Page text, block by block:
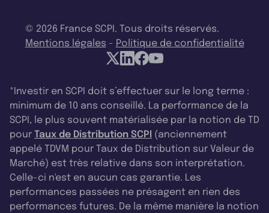
© 2026 France SCPI. Tous droits réservés.
Mentions légales - Politique de confidentialité
*Investir en SCPI doit s’effectuer sur le long terme :
minimum de 10 ans conseillé. La performance de la
SCPI, le plus souvent matérialisée par la notion de TD
pour Taux de Distribution SCPI (anciennement
appelé TDVM pour Taux de Distribution sur Valeur de
Marché) est très relative dans son interprétation.
Celle-ci n'est en aucun cas garantie. Les
performances passées ne présagent en rien des
performances futures. De la même manière la notion